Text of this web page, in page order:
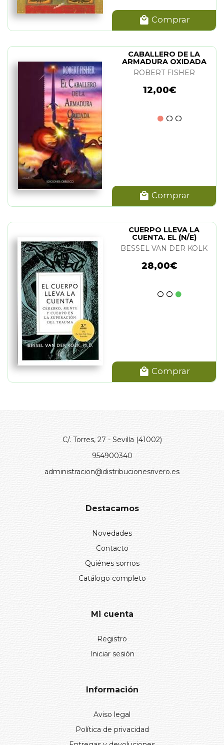
Comprar
CABALLERO DE LA
ARMADURA OXIDADA
(CARTONE), EL
ROBERT FISHER
12,00€
Comprar
CUERPO LLEVA LA
CUENTA. EL (N/E)
BESSEL VAN DER KOLK
28,00€
Comprar
C/. Torres, 27 - Sevilla (41002)
954900340
administracion@distribucionesrivero.es
Destacamos
Novedades
Contacto
Quiénes somos
Catálogo completo
Mi cuenta
Registro
Iniciar sesión
Información
Aviso legal
Política de privacidad